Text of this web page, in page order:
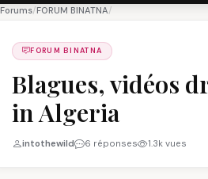
Forums/FORUM BINATNA/
FORUM BINATNA
Blagues, vidéos
in Algeria
intothewild 6 réponses 1.3k vues